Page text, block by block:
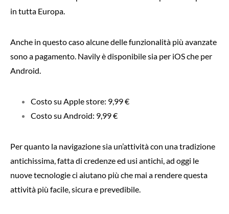
in tutta Europa.
Anche in questo caso alcune delle funzionalità più avanzate
sono a pagamento. Navily è disponibile sia per iOS che per
Android.
Costo su Apple store: 9,99 €
Costo su Android: 9,99 €
Per quanto la navigazione sia un’attività con una tradizione
antichissima, fatta di credenze ed usi antichi, ad oggi le
nuove tecnologie ci aiutano più che mai a rendere questa
attività più facile, sicura e prevedibile.